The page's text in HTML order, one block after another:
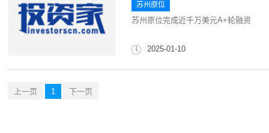
苏州原位
苏州原位完成近千万美元A+轮融资
2025-01-10
上一页 1 下一页